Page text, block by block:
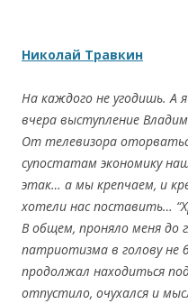
Николай Травкин
На каждого не угодишь. А
вчера выступление
От телевизора
супостатам экономику
этак… а мы крепчаем, и
хотели нас поставить…
В общем, проняло меня до
патриотизма в голову не
продолжал находиться
отпустило, очухался и